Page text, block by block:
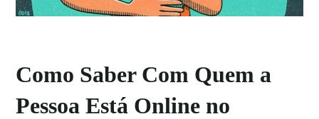
Como Saber Com Quem a
Pessoa Está Online no